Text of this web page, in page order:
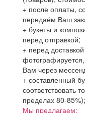
+ после оплаты,
передаём Ваш
+ букеты и
перед отправкой;
+ перед
фотографируется,
Вам через
+ составленный
соответствовать
пределах 80-85%);
Мы предлагаем: